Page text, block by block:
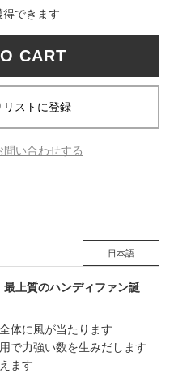
得できます
CART
問い合わせする
日本語
上質のハンディファン誕
体に風が当たります
で力強い数を生みだします
ます